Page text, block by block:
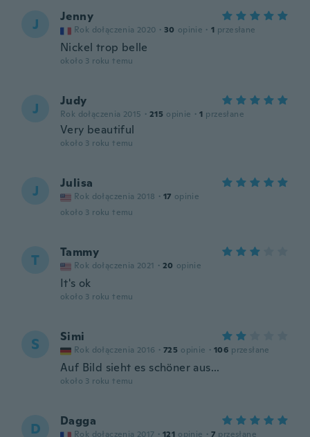
J Jenny
Rok dołączenia 2020 · 30 opinie · 1 przesłane
Nickel trop belle
około 3 roku temu
J Judy
Rok dołączenia 2015 · 215 opinie · 1 przesłane
Very beautiful
około 3 roku temu
J Julisa
Rok dołączenia 2018 · 17 opinie
około 3 roku temu
T Tammy
Rok dołączenia 2021 · 20 opinie
It's ok
około 3 roku temu
S Simi
Rok dołączenia 2016 · 725 opinie · 106 przesłane
Auf Bild sieht es schöner aus...
około 3 roku temu
D Dagga
Rok dołączenia 2017 · 121 opinie · 7 przesłane